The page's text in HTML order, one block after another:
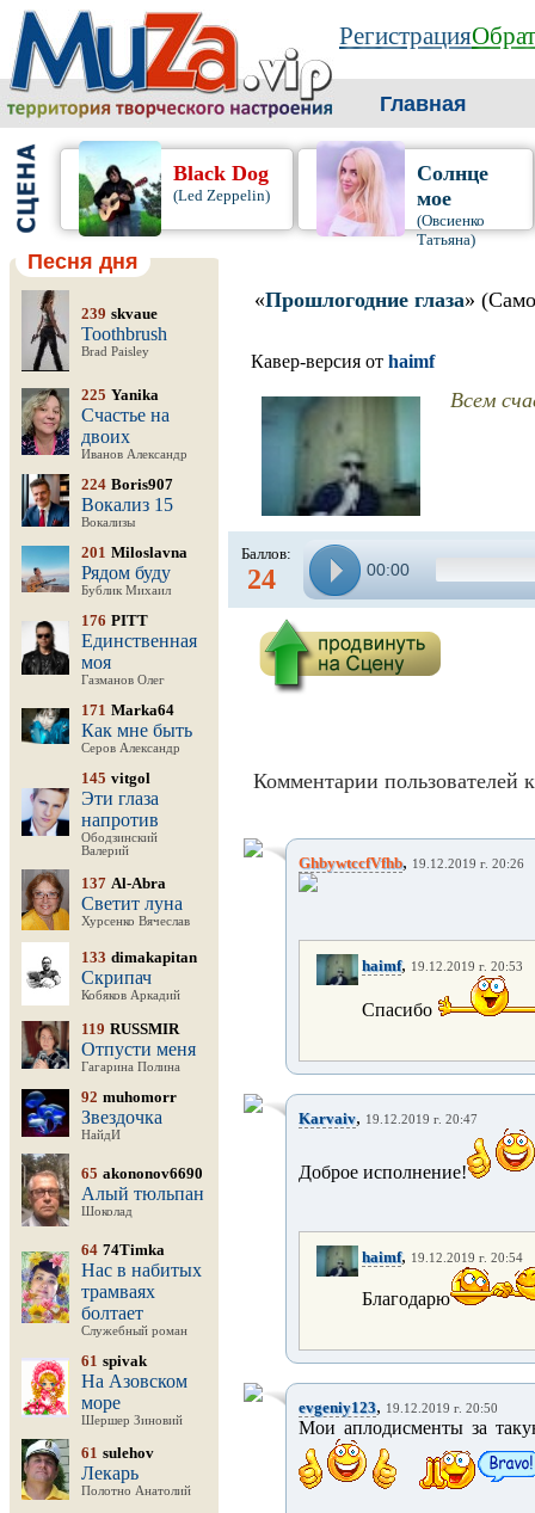
Регистрация
Главная
Black Dog
(Led Zeppelin)
Солнце
мое
(Овсиенко
Татьяна)
Песня дня
239 skvaue
Toothbrush
Brad Paisley
225 Yanika
Счастье на
двоих
Иванов Александр
224 Boris907
Вокализ 15
Вокализы
201 Miloslavna
Рядом буду
Бублик Михаил
176 PITT
Единственная
моя
Газманов Олег
171 Marka64
Как мне быть
Серов Александр
145 vitgol
Эти глаза
напротив
Ободзинский
Валерий
137 Al-Abra
Светит луна
Хурсенко Вячеслав
133 dimakapitan
Скрипач
Кобяков Аркадий
119 RUSSMIR
Отпусти меня
Гагарина Полина
92 muhomorr
Звездочка
НайдИ
65 akononov6690
Алый тюльпан
Шоколад
64 74Timka
Нас в набитых
трамваях
болтает
Служебный роман
61 spivak
На Азовском
море
Шершер Зиновий
61 sulehov
Лекарь
Полотно Анатолий
«Прошлогодние глаза»
Кавер-версия от haimf
Всем
Баллов:
24 00:00
Комментарии пользователей
GhbywtccfVfhb, 19.12.2019 г. 20:26
haimf, 19.12.2019 г. 20:53
Спасибо
Karvaiv, 19.12.2019 г. 20:47
Доброе исполнение!
haimf, 19.12.2019 г. 20:54
Благодарю
evgeniy123, 19.12.2019 г. 20:50
Мои аплодисменты за